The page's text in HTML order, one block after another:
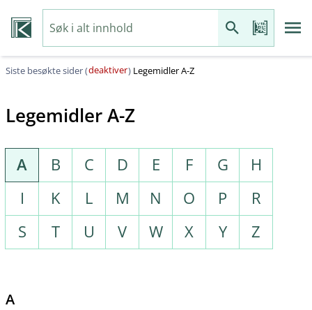
Siste besøkte sider (deaktiver) Legemidler A-Z
Legemidler A-Z
A B C D E F G
H
I
K L M N O P
R
S
T U V W X Y Z
A